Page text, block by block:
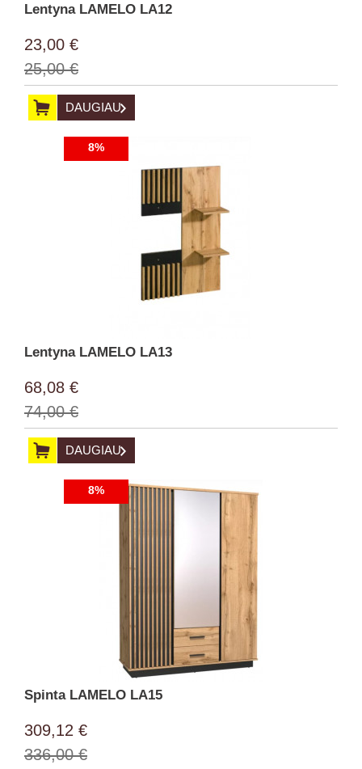
Lentyna LAMELO LA12
23,00 €
25,00 €
DAUGIAU
8%
Lentyna LAMELO LA13
68,08 €
74,00 €
DAUGIAU
8%
Spinta LAMELO LA15
309,12 €
336,00 €